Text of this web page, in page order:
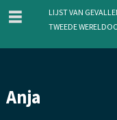
en
menu
Lijst van
Tweede
Anja